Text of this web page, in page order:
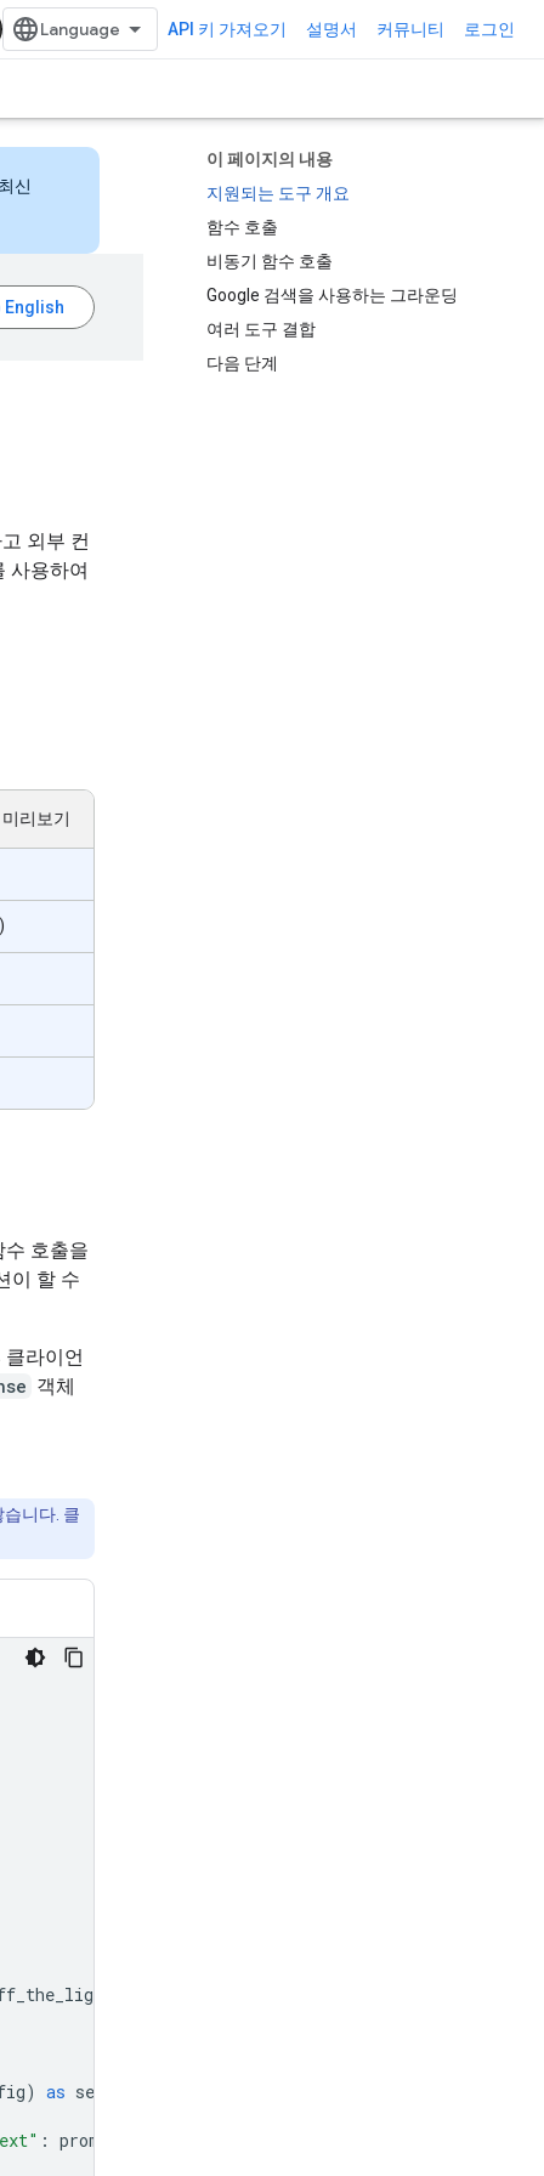
API 키 가져오기 설명서 커뮤니티 로그인
이 페이지의 내용
지원되는 도구 개요
함수 호출
비동기 함수 호출
Google 검색을 사용하는 그라운딩
여러 도구 결합
다음 단계
신
외부 컨
사용하여
리보기
)
호출을
이 할 수
라이언
객체
니다. 클
) as session
: prompt